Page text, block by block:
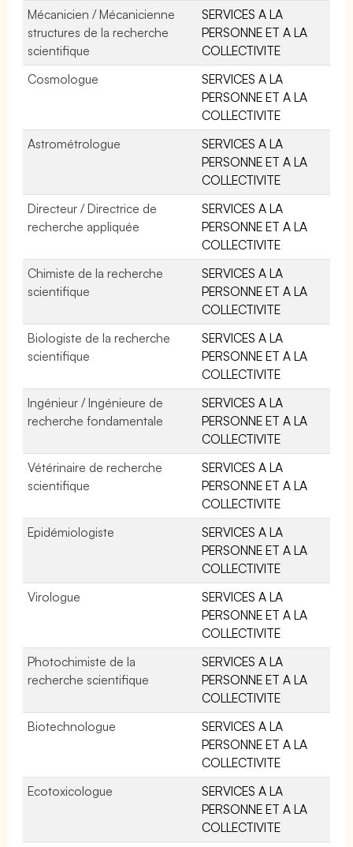
Mécanicien / Mécanicienne
structures de la recherche
scientifique
SERVICES A LA
PERSONNE ET A LA
COLLECTIVITE
Cosmologue
SERVICES A LA
PERSONNE ET A LA
COLLECTIVITE
Astrométrologue
SERVICES A LA
PERSONNE ET A LA
COLLECTIVITE
Directeur / Directrice de
recherche appliquée
SERVICES A LA
PERSONNE ET A LA
COLLECTIVITE
Chimiste de la recherche
scientifique
SERVICES A LA
PERSONNE ET A LA
COLLECTIVITE
Biologiste de la recherche
scientifique
SERVICES A LA
PERSONNE ET A LA
COLLECTIVITE
Ingénieur / Ingénieure de
recherche fondamentale
SERVICES A LA
PERSONNE ET A LA
COLLECTIVITE
Vétérinaire de recherche
scientifique
SERVICES A LA
PERSONNE ET A LA
COLLECTIVITE
Epidémiologiste
SERVICES A LA
PERSONNE ET A LA
COLLECTIVITE
Virologue
SERVICES A LA
PERSONNE ET A LA
COLLECTIVITE
Photochimiste de la
recherche scientifique
SERVICES A LA
PERSONNE ET A LA
COLLECTIVITE
Biotechnologue
SERVICES A LA
PERSONNE ET A LA
COLLECTIVITE
Ecotoxicologue
SERVICES A LA
PERSONNE ET A LA
COLLECTIVITE